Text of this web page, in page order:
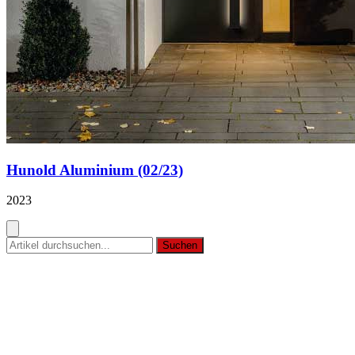
Hunold Aluminium (02/23)
2023
Suchen